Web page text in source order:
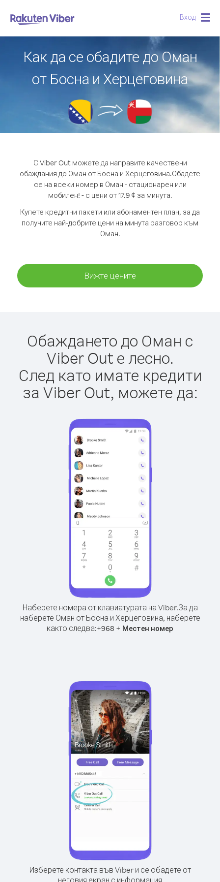
Вход
Как да се обадите до Оман
от Босна и Херцеговина
С Viber Out можете да направите качествени
обаждания до Оман от Босна и Херцеговина.Обадете
се на всеки номер в Оман - стационарен или
мобилен! - с цени от 17.9 ¢ за минута.
Купете кредитни пакети или абонаментен план, за да
получите най-добрите цени на минута разговор към
Оман.
Вижте цените
Обаждането до Оман с
Viber Out е лесно.
След като имате кредити
за Viber Out, можете да:
Наберете номера от клавиатурата на Viber.За да
наберете Оман от Босна и Херцеговина, наберете
както следва:+968 + Местен номер
Изберете контакта във Viber и се обадете от
неговия екран с информация